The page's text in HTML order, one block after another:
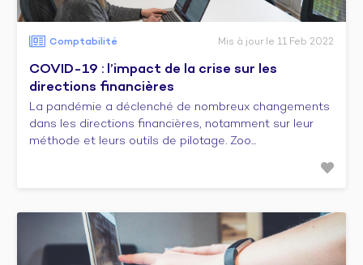
Comptabilité Mis à jour le 11 Feb 2022
COVID-19 : l’impact de la crise sur les
directions financières
La pandémie a déclenché de nombreux changements
dans les directions financières, notamment sur leur
méthode et leurs outils de pilotage. Zoo...